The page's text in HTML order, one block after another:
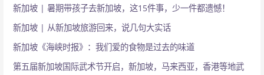
新加坡 | 暑期带孩子去新加坡，这15件事，少一件都遗憾！
新加坡 | 从新加坡旅游回来，说几句大实话
新加坡《海峡时报》：我们爱的食物是过去的味道
第五届新加坡国际武术节开启，新加坡，马来西亚，香港等地武